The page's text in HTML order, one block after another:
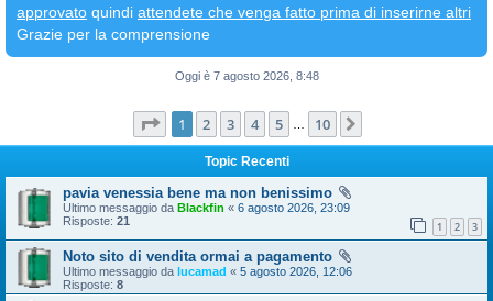
approvato quindi attendete che venga fatto prima di inserirne altri
Grazie per la comprensione
Oggi è 7 agosto 2026, 8:48
Pagina di 10
1 2 3 4 5 10
Topic Recenti
pavia venessia bene ma non benissimo
Ultimo messaggio da Blackfin « 6 agosto 2026, 23:09
Risposte: 21 1 2 3
Noto sito di vendita ormai a pagamento
Ultimo messaggio da lucamad « 5 agosto 2026, 12:06
Risposte: 8